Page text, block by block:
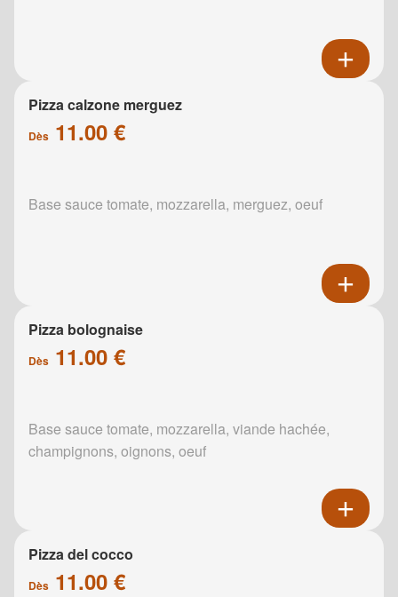
Pizza calzone merguez
Dès 11.00 €
Base sauce tomate, mozzarella, merguez, oeuf
Pizza bolognaise
Dès 11.00 €
Base sauce tomate, mozzarella, viande hachée,
champignons, oignons, oeuf
Pizza del cocco
Dès 11.00 €